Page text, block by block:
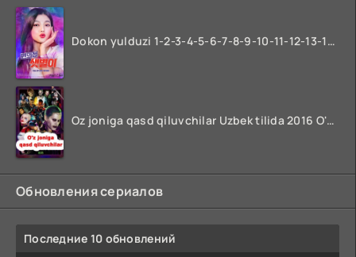
Dokon yulduzi 1-2-3-4-5-6-7-8-9-10-11-12-13-14-15-16-17 Qism Uzbek tilida koreya seryali barcha qismlari o'zbek tilida
Oz joniga qasd qiluvchilar Uzbek tilida 2016 O'zbekcha tarjima kino 720p HD skachat
Обновления сериалов
Последние 10 обновлений